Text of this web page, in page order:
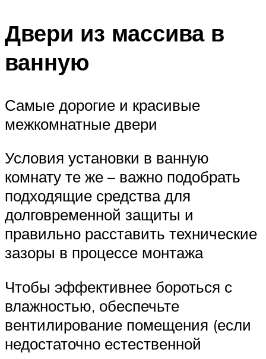
Двери из массива в
ванную
Самые дорогие и красивые
межкомнатные двери
Условия установки в ванную
комнату те же – важно подобрать
подходящие средства для
долговременной защиты и
правильно расставить технические
зазоры в процессе монтажа
Чтобы эффективнее бороться с
влажностью, обеспечьте
вентилирование помещения (если
недостаточно естественной